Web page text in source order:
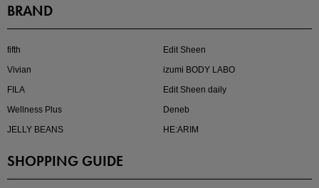
BRAND
fifth
Edit Sheen
Vivian
izumi BODY LABO
FILA
Edit Sheen daily
Wellness Plus
Deneb
JELLY BEANS
HE:ARIM
SHOPPING GUIDE